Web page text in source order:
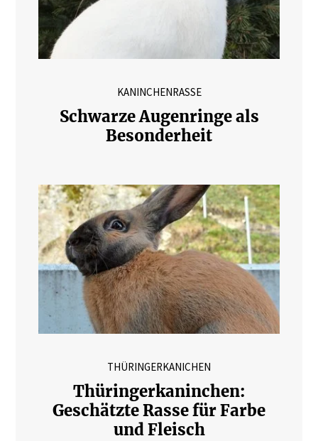
KANINCHENRASSE
Schwarze Augenringe als
Besonderheit
THÜRINGERKANICHEN
Thüringerkaninchen:
Geschätzte Rasse für Farbe
und Fleisch